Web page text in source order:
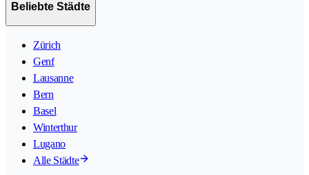
Beliebte Städte
Zürich
Genf
Lausanne
Bern
Basel
Winterthur
Lugano
Alle Städte